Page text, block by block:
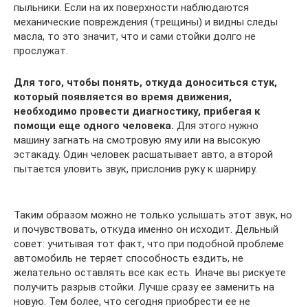
пыльники. Если на их поверхности наблюдаются
механические повреждения (трещины) и видны следы
масла, то это значит, что и сами стойки долго не
прослужат.
Для того, чтобы понять, откуда доноситься стук,
который появляется во время движения,
необходимо провести диагностику, прибегая к
помощи еще одного человека. Для этого нужно
машину загнать на смотровую яму или на высокую
эстакаду. Один человек расшатывает авто, а второй
пытается уловить звук, прислонив руку к шарниру.
Таким образом можно не только услышать этот звук, но
и почувствовать, откуда именно он исходит. Дельный
совет: учитывая тот факт, что при подобной проблеме
автомобиль не теряет способность ездить, не
желательно оставлять все как есть. Иначе вы рискуете
получить разрыв стойки. Лучше сразу ее заменить на
новую. Тем более, что сегодня приобрести ее не